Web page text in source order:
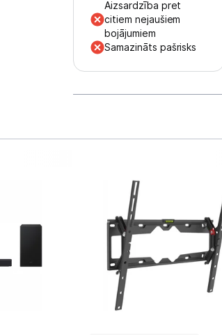
Aizsardzība pret
citiem nejaušiem
bojājumiem
Samazināts pašrisks